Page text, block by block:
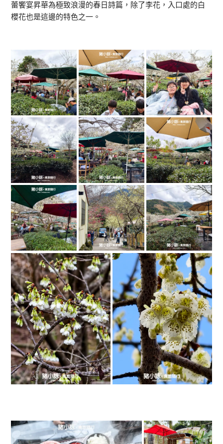
蕾饗宴昇華為極致浪漫的春日詩篇，除了李花，入口處的白
櫻花也是這邊的特色之一。